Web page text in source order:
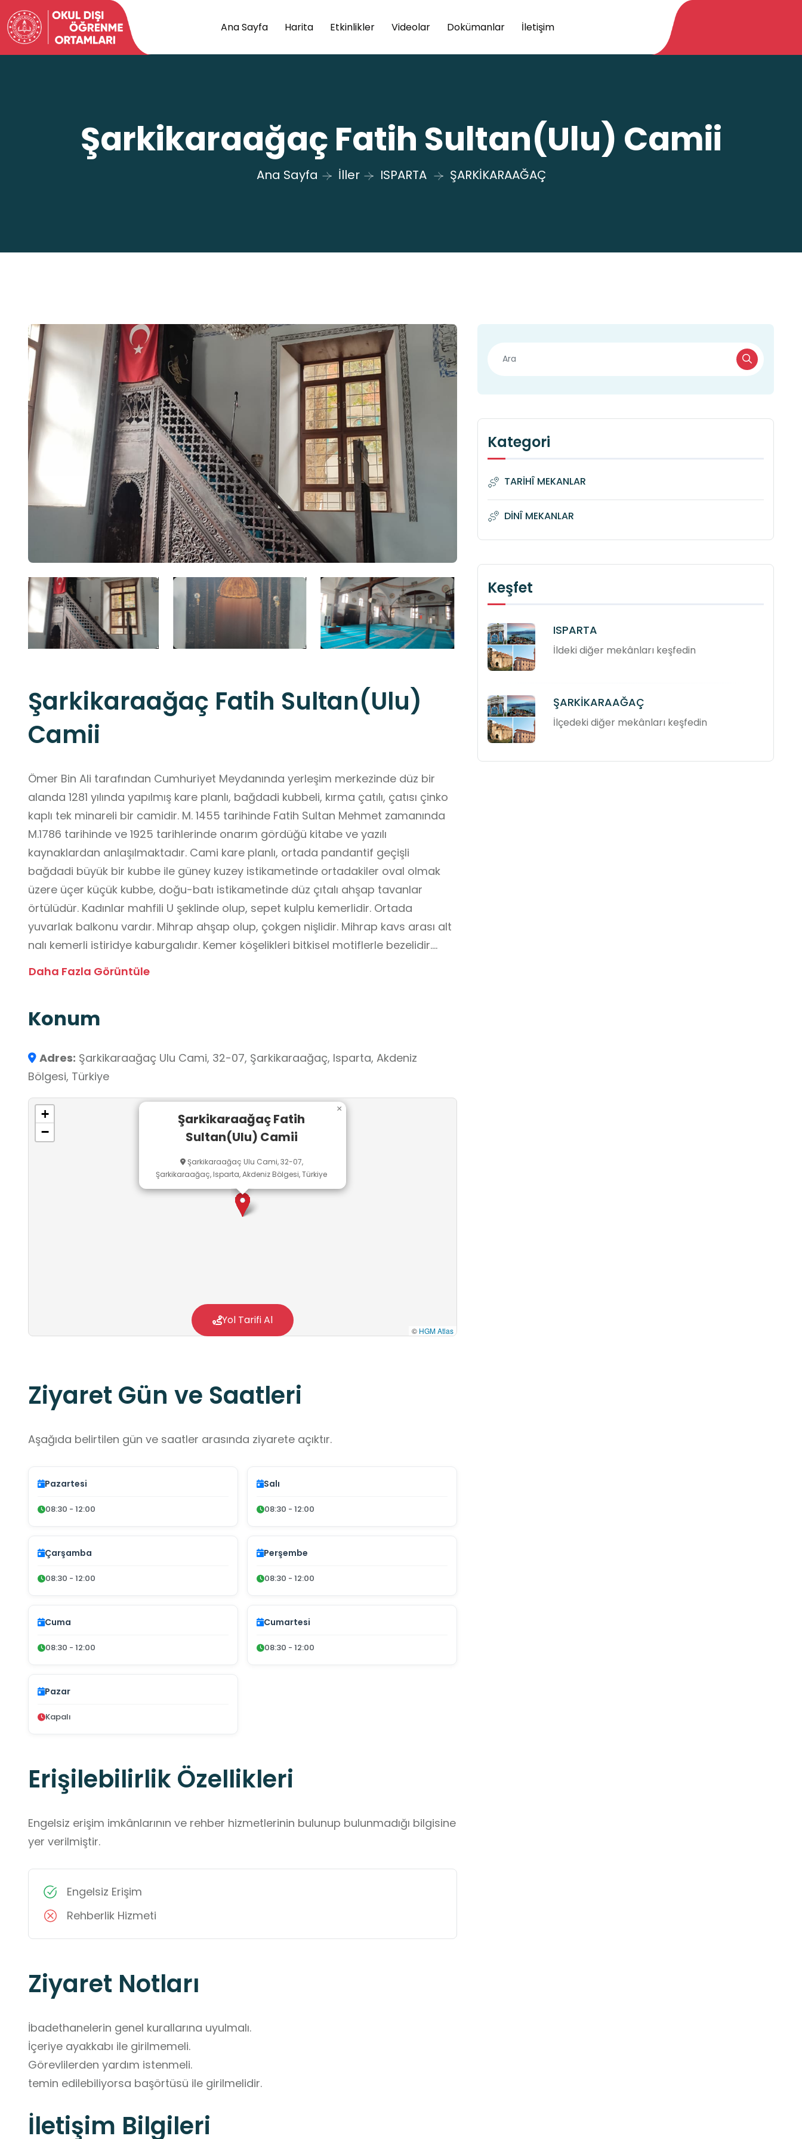
Ana Sayfa Harita Etkinlikler Videolar Dokümanlar İletişim
Şarkikaraağaç Fatih Sultan(Ulu) Camii
Ana Sayfa İller ISPARTA ŞARKİKARAAĞAÇ
Şarkikaraağaç Fatih Sultan(Ulu)
Camii
Ömer Bin Ali tarafından Cumhuriyet Meydanında yerleşim merkezinde düz bir
alanda 1281 yılında yapılmış kare planlı, bağdadi kubbeli, kırma çatılı, çatısı çinko
kaplı tek minareli bir camidir. M. 1455 tarihinde Fatih Sultan Mehmet zamanında
M.1786 tarihinde ve 1925 tarihlerinde onarım gördüğü kitabe ve yazılı
kaynaklardan anlaşılmaktadır. Cami kare planlı, ortada pandantif geçişli
bağdadi büyük bir kubbe ile güney kuzey istikametinde ortadakiler oval olmak
üzere üçer küçük kubbe, doğu-batı istikametinde düz çıtalı ahşap tavanlar
örtülüdür. Kadınlar mahfili U şeklinde olup, sepet kulplu kemerlidir. Ortada
yuvarlak balkonu vardır. Mihrap ahşap olup, çokgen nişlidir. Mihrap kavs arası alt
nalı kemerli istiridye kaburgalıdır. Kemer köşelikleri bitkisel motiflerle bezelidir.
altı, iki kenarda lale, ortada selvi motifleri olan kafes şeklindedir. 24 saat ibadete
Daha Fazla Görüntüle
Konum
Adres: Şarkikaraağaç Ulu Cami, 32-07, Şarkikaraağaç, Isparta, Akdeniz
Bölgesi, Türkiye
Şarkikaraağaç Fatih
Sultan(Ulu) Camii
Şarkikaraağaç Ulu Cami, 32-07,
Şarkikaraağaç, Isparta, Akdeniz Bölgesi, Türkiye
×
+
−
© HGM Atlas
Yol Tarifi Al
Ziyaret Gün ve Saatleri
Aşağıda belirtilen gün ve saatler arasında ziyarete açıktır.
Pazartesi
08:30 - 12:00
Salı
08:30 - 12:00
Çarşamba
08:30 - 12:00
Perşembe
08:30 - 12:00
Cuma
08:30 - 12:00
Cumartesi
08:30 - 12:00
Pazar
Kapalı
Erişilebilirlik Özellikleri
Engelsiz erişim imkânlarının ve rehber hizmetlerinin bulunup bulunmadığı bilgisine
yer verilmiştir.
Engelsiz Erişim
Rehberlik Hizmeti
Ziyaret Notları
İbadethanelerin genel kurallarına uyulmalı.
İçeriye ayakkabı ile girilmemeli.
Görevlilerden yardım istenmeli.
temin edilebiliyorsa başörtüsü ile girilmelidir.
İletişim Bilgileri
Kategori
TARİHÎ MEKANLAR
DİNÎ MEKANLAR
Keşfet
ISPARTA
İldeki diğer mekânları keşfedin
ŞARKİKARAAĞAÇ
İlçedeki diğer mekânları keşfedin